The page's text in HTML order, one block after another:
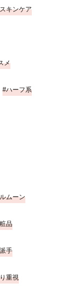
スキンケア
メ
ハーフ系
ムーン
品
派手
重視